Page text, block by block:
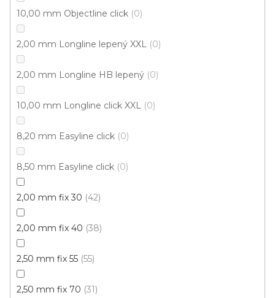
10,00 mm Objectline click 0
2,00 mm Longline lepený XXL 0
2,00 mm Longline HB lepený 0
10,00 mm Longline click XXL 0
8,20 mm Easyline click 0
8,50 mm Easyline click 0
2,00 mm fix 30 42
2,00 mm fix 40 38
2,50 mm fix 55 55
2,50 mm fix 70 31
od398 Kč/ m2
Click (plovoucí)